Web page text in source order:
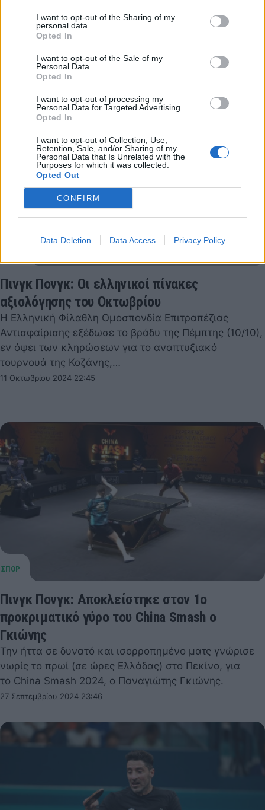
I want to opt-out of the Sharing of my
personal data.
Opted In
I want to opt-out of the Sale of my
Personal Data.
Opted In
I want to opt-out of processing my
Personal Data for Targeted Advertising.
Opted In
I want to opt-out of Collection, Use,
Retention, Sale, and/or Sharing of my
Personal Data that Is Unrelated with the
Purposes for which it was collected.
Opted Out
CONFIRM
Data Deletion Data Access Privacy Policy
συμβουλίου
Στη διαδικασία ανάδειξης νέου διοικητικού
Επιτραπέζιας Αντισφαίρισης.
30 Νοεμβρίου 2024 05:14
Πινγκ Πονγκ: Οι ελληνικοί πίνακες
αξιολόγησης του Οκτωβρίου
Η Ελληνική Φίλαθλη Ομοσπονδία Επιτραπέζιας
Αντισφαίρισης εξέδωσε το βράδυ της Πέμπτης (10/10),
εν όψει των κληρώσεων για το αναπτυξιακό
τουρνουά της Κοζάνης,…
11 Οκτωβρίου 2024 22:45
Πινγκ Πονγκ: Αποκλείστηκε στον 1ο
προκριματικό γύρο του China Smash ο
Γκιώνης
Την ήττα σε δυνατό και ισορροπημένο ματς γνώρισε
νωρίς το πρωί (σε ώρες Ελλάδας) στο Πεκίνο, για
το China Smash 2024, ο Παναγιώτης Γκιώνης.
27 Σεπτεμβρίου 2024 23:46